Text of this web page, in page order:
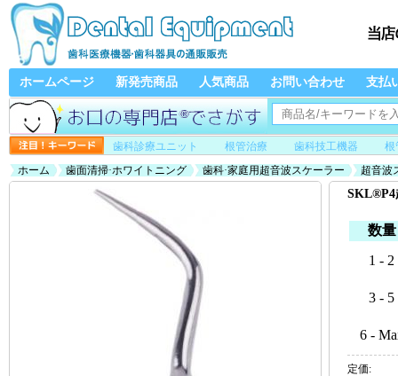
ホームページ 新発売商品 人気商品 お問い合わせ 支払
歯科診療ユニット 根管治療 歯科技工機器
根
ホーム
歯面清掃·ホワイトニング 歯科·家庭用超音波スケーラー 超音波
SKL®P4
数量
1 - 2
3 - 5
6 -
定価: